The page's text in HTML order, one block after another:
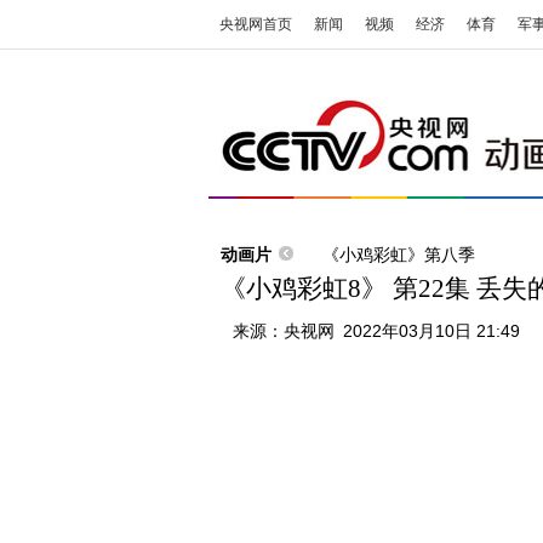
央视网首页 新闻 视频 经济 体育 军
动画片 《小鸡彩虹》第八季
《小鸡彩虹8》 第22集 丢失
来源： 央视网 2022年03月10日 21:49